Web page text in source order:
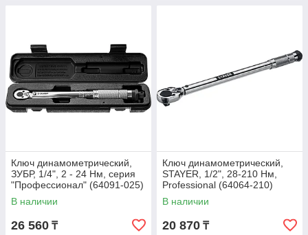
Ключ динамометрический,
ЗУБР, 1/4", 2 - 24 Нм, серия
"Профессионал" (64091-025)
В наличии
26 560 ₸
Ключ динамометрический,
STAYER, 1/2", 28-210 Нм,
Professional (64064-210)
В наличии
20 870 ₸